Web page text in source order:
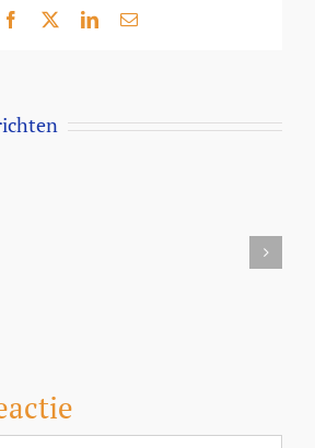
Facebook LinkedIn
E-